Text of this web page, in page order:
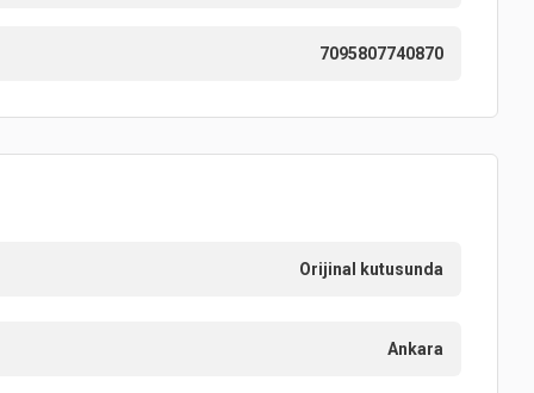
7095807740870
Orijinal kutusunda
Ankara